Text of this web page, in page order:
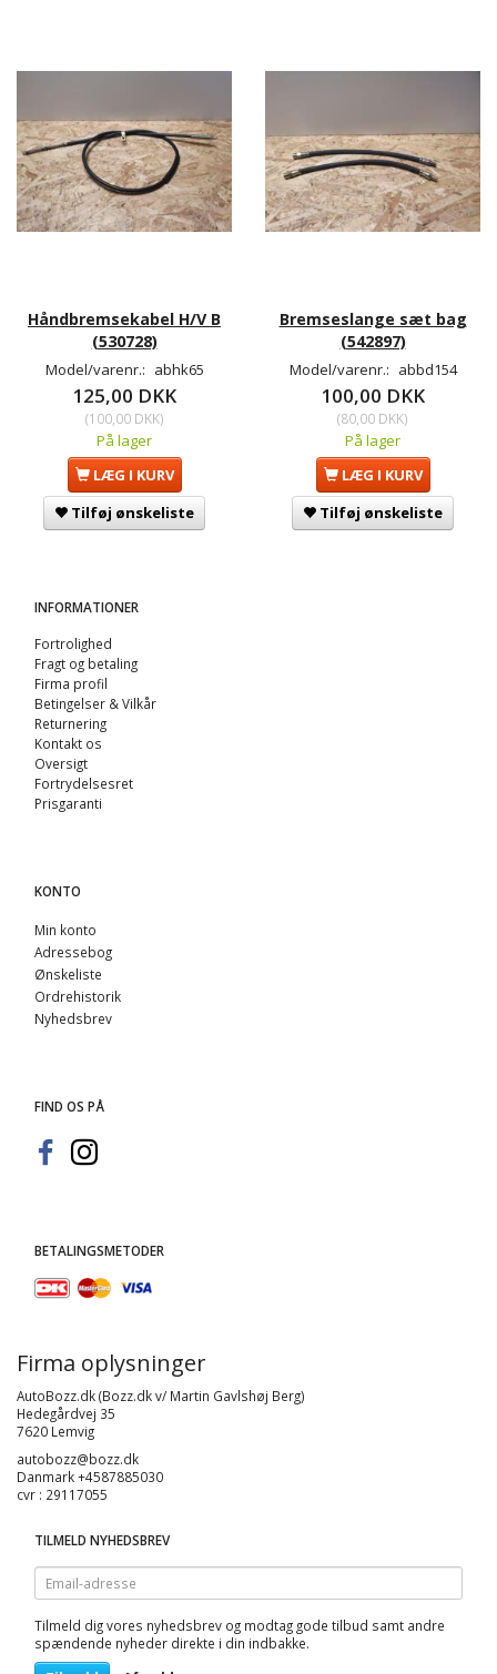
Håndbremsekabel H/V B
(530728)
Model/varenr.: abhk65
125,00 DKK
(100,00 DKK)
På lager
LÆG I KURV
Tilføj ønskeliste
Bremseslange sæt bag
(542897)
Model/varenr.: abbd154
100,00 DKK
(80,00 DKK)
På lager
LÆG I KURV
Tilføj ønskeliste
INFORMATIONER
Fortrolighed
Fragt og betaling
Firma profil
Betingelser & Vilkår
Returnering
Kontakt os
Oversigt
Fortrydelsesret
Prisgaranti
KONTO
Min konto
Adressebog
Ønskeliste
Ordrehistorik
Nyhedsbrev
FIND OS PÅ
BETALINGSMETODER
Firma oplysninger
AutoBozz.dk (Bozz.dk v/ Martin Gavlshøj Berg)
Hedegårdvej 35
7620 Lemvig
autobozz@bozz.dk
Danmark +4587885030
cvr : 29117055
TILMELD NYHEDSBREV
Email-
adresse
Tilmeld dig vores nyhedsbrev og modtag gode tilbud samt andre
spændende nyheder direkte i din indbakke.